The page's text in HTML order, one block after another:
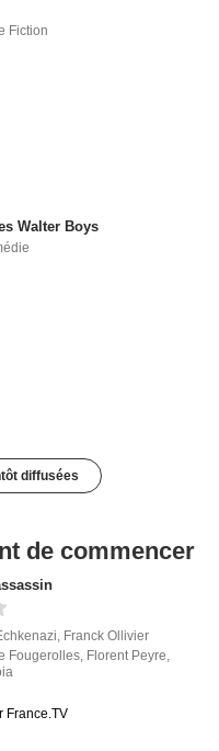
Fiction
Walter Boys
diffusées
de commencer
Franck Ollivier
Fougerolles Florent Peyre
France.TV